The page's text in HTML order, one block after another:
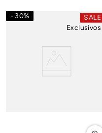
30%
SALE
Exclusivos